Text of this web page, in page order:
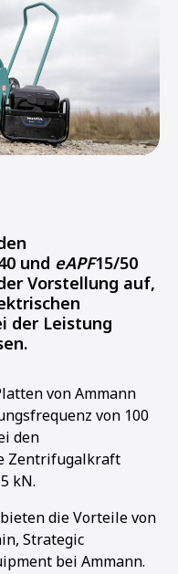
und eAPF15/50
Vorstellung auf,
der Leistung
von Ammann
von 100
den
Zentrifugalkraft
kN.
die Vorteile von
Strategic
bei Ammann.